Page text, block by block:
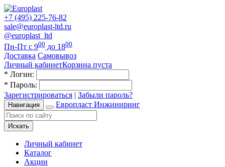
+7 (495) 225-76-82
sale@europlast-ltd.ru
@europlast_ltd
Пн-Пт с 900 до 1800
Доставка Самовывоз
Личный кабинетКорзина пуста
* Логин:
* Пароль:
Зарегистрироваться | Забыли пароль?
Навигация Европласт Инжиниринг
Искать
Личный кабинет
Каталог
Акции